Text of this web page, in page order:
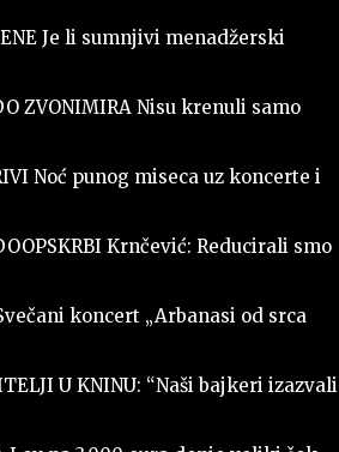
Je li sumnjivi menadžerski
ZVONIMIRA Nisu krenuli samo
Noć punog miseca uz koncerte i
Krnčević: Reducirali smo
koncert „Arbanasi od srca
U KNINU: “Naši bajkeri izazvali